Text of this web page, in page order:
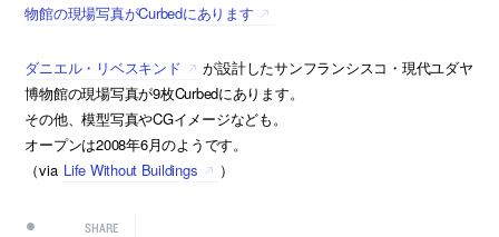
物館の現場写真がCurbedにあります
ダニエル・リベスキンド
が設計したサンフランシスコ・現代ユダヤ
博物館の現場写真が9枚Curbedにあります。
その他、模型写真やCGイメージなども。
オープンは2008年6月のようです。
（via Life Without Buildings ）
SHARE